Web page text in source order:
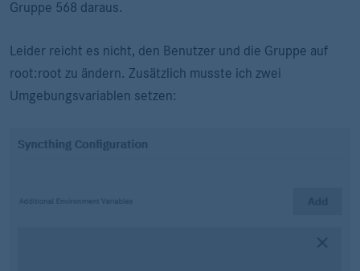
Gruppe 568 daraus.
Leider reicht es nicht, den Benutzer und die Gruppe auf
root:root zu ändern. Zusätzlich musste ich zwei
Umgebungsvariablen setzen: